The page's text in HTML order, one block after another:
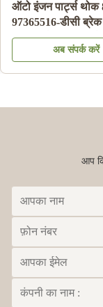
ऑटो इंजन पार्ट्स थोक
97365516-डीसी
इसुजु डीमैक्स 03-06 के
अब संपर्क करें
आप